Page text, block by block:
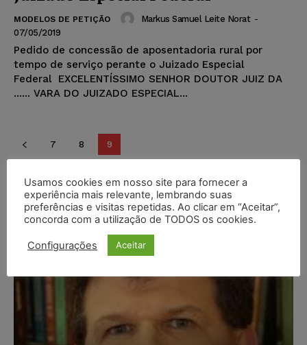
MODELOS DE PETIÇÃO Markus Samuel Leite Norat -
07/05/2019
Pedido de concessão de aposentadoria rural por
tempo de serviço perante o Juizado Especial
Federal EXCELENTÍSSIMO SENHOR DOUTOR JUIZ DA
...... VARA DO JUIZADO ESPECIAL...
7 8 9
Popular
Usamos cookies em nosso site para fornecer a
experiência mais relevante, lembrando suas
preferências e visitas repetidas. Ao clicar em “Aceitar”,
concorda com a utilização de TODOS os cookies.
Configurações Aceitar